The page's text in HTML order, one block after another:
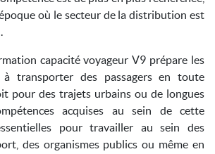
où le secteur de la distribution est
capacité voyageur V9 prépare les
à transporter des passagers en toute
pour des trajets urbains ou de longues
acquises au sein de cette
pour travailler au sein des
des organismes publics ou même en